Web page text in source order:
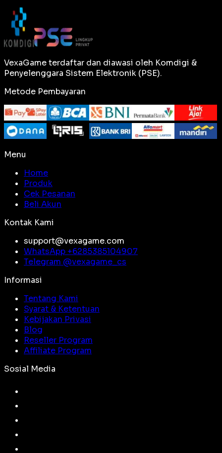
VexaGame terdaftar dan diawasi oleh Komdigi &
Penyelenggara Sistem Elektronik (PSE).
Metode Pembayaran
Menu
Home
Produk
Cek Pesanan
Beli Akun
Kontak Kami
support@vexagame.com
WhatsApp +6285385104907
Telegram @vexagame_cs
Informasi
Tentang Kami
Syarat & Ketentuan
Kebijakan Privasi
Blog
Reseller Program
Affiliate Program
Sosial Media